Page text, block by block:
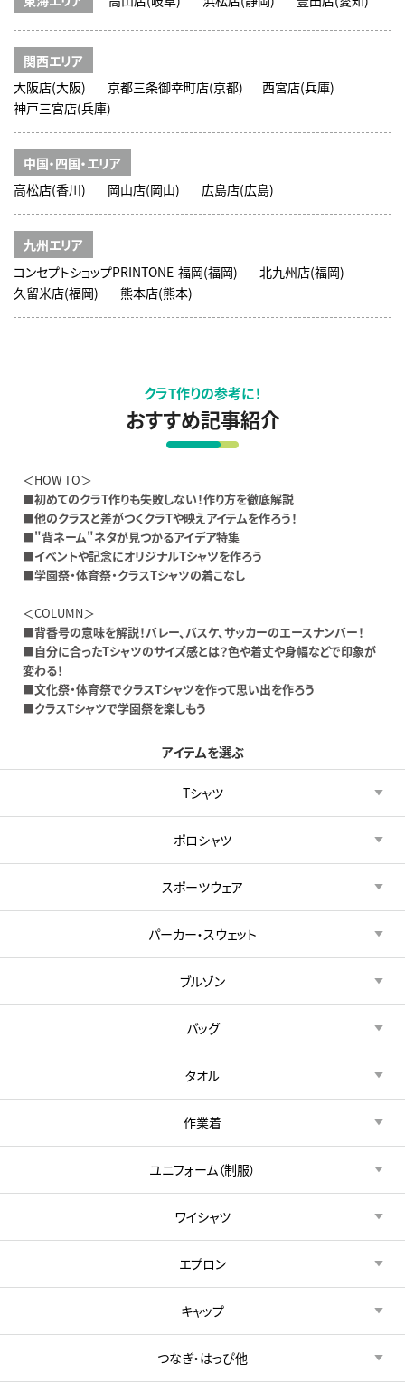
関西エリア
大阪店(大阪)
京都三条御幸町店(京都)
西宮店(兵庫)
神戸三宮店(兵庫)
中国・四国・エリア
高松店(香川)
岡山店(岡山) 広島店(広島)
九州エリア
コンセプトショップPRINTONE-福岡(福岡)
北九州店(福岡)
久留米店(福岡)
熊本店(熊本)
クラT作りの参考に！
おすすめ記事紹介
＜HOW TO＞
■初めてのクラT作りも失敗しない！作り方を徹底解説
■他のクラスと差がつくクラTや映えアイテムを作ろう！
■"背ネーム"ネタが見つかるアイデア特集
■イベントや記念にオリジナルTシャツを作ろう
■学園祭・体育祭・クラスTシャツの着こなし
＜COLUMN＞
■背番号の意味を解説！バレー、バスケ、サッカーのエースナンバー！
■自分に合ったTシャツのサイズ感とは？色や着丈や身幅などで印象が
変わる！
■文化祭・体育祭でクラスTシャツを作って思い出を作ろう
■クラスTシャツで学園祭を楽しもう
アイテムを選ぶ
Tシャツ
ポロシャツ
スポーツウェア
パーカー・スウェット
ブルゾン
バッグ
タオル
作業着
ユニフォーム（制服）
ワイシャツ
エプロン
キャップ
つなぎ・はっぴ他